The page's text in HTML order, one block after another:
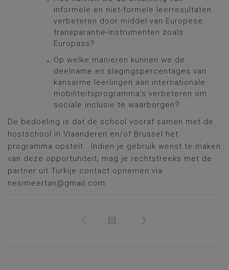
informele en niet-formele leerresultaten
verbeteren door middel van Europese
transparantie-instrumenten zoals
Europass?
Op welke manieren kunnen we de
deelname en slagingspercentages van
kansarme leerlingen aan internationale
mobiliteitsprogramma's verbeteren om
sociale inclusie te waarborgen?
De bedoeling is dat de school vooraf samen met de
hostschool in Vlaanderen en/of Brussel het
programma opstelt. Indien je gebruik wenst te maken
van deze opportuniteit, mag je rechtstreeks met de
partner uit Turkije contact opnemen via
nesimeertan@gmail.com.